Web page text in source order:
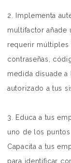
2. Implementa
multifactor añade
requerir múltiples
contraseñas,
medida disuade
autorizado a tus
3. Educa a tus
uno de los
Capacita a tus
para identificar